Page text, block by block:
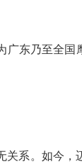
东乃至全国
系。如今，